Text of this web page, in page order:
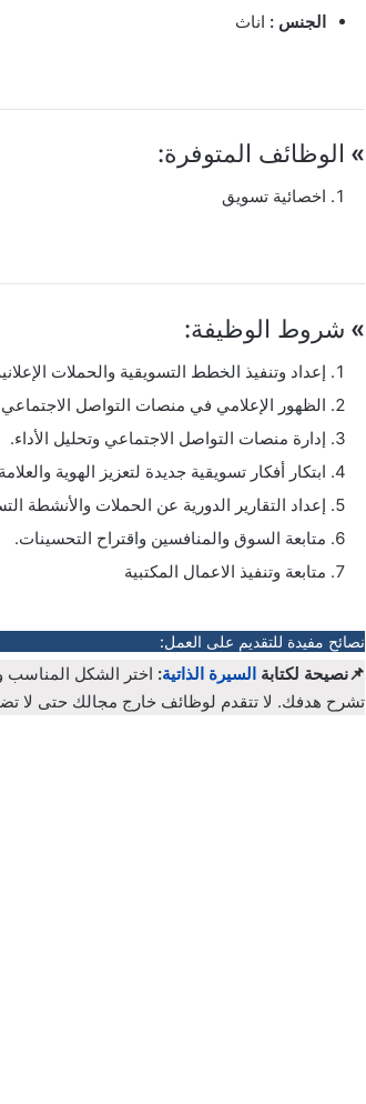
الجنس : اناث
» الوظائف المتوفرة:
اخصائية تسويق
» شروط الوظيفة:
إعداد وتنفيذ الخطط التسويقية والحملات
الظهور الإعلامي في منصات التواصل
إدارة منصات التواصل الاجتماعي وتحليل الأداء.
ابتكار أفكار تسويقية جديدة لتعزيز الهوية
إعداد التقارير الدورية عن الحملات والأنشطة
متابعة السوق والمنافسين واقتراح التحسينات.
متابعة وتنفيذ الاعمال المكتبية
نصائح مفيدة للتقديم على العمل:
📌نصيحة لكتابة السيرة الذاتية: اختر الشكل المناسب
تشرح هدفك. لا تتقدم لوظائف خارج مجالك حتى لا